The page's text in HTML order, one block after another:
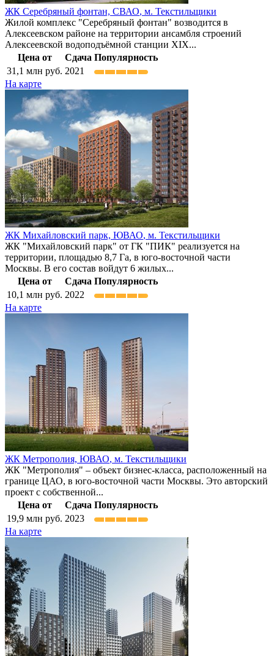
ЖК Серебряный фонтан, СВАО, м. Текстильщики
Жилой комплекс "Серебряный фонтан" возводится в
Алексеевском районе на территории ансамбля строений
Алексеевской водоподъёмной станции XIX...
Цена от
Сдача Популярность
31,1 млн руб. 2021
На карте
ЖК Михайловский парк, ЮВАО, м. Текстильщики
ЖК "Михайловский парк" от ГК "ПИК" реализуется на
территории, площадью 8,7 Га, в юго-восточной части
Москвы. В его состав войдут 6 жилых...
Цена от
Сдача Популярность
10,1 млн руб. 2022
На карте
ЖК Метрополия, ЮВАО, м. Текстильщики
ЖК "Метрополия" – объект бизнес-класса, расположенный на
границе ЦАО, в юго-восточной части Москвы. Это авторский
проект с собственной...
Цена от
Сдача Популярность
19,9 млн руб. 2023
На карте